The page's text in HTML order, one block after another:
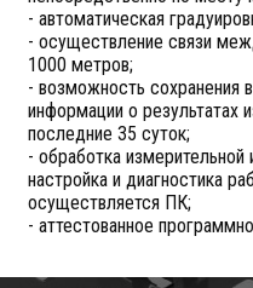
- автоматическая
- осуществление связи
1000 метров;
- возможность сохранения
информации о результатах
последние 35 суток;
- обработка
настройка и диагностика
осуществляется ПК;
- аттестованное